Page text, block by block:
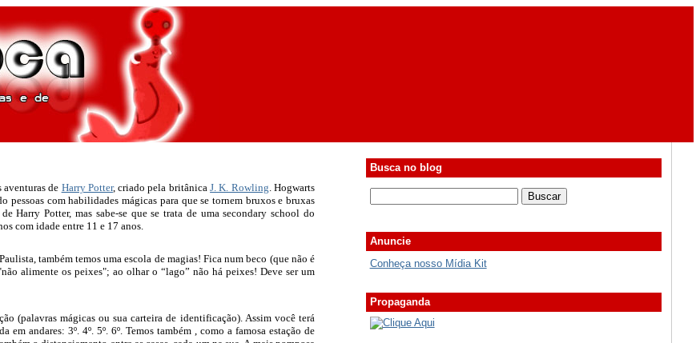
de Harry Potter, criado pela britânicaJ. K. Rowling . Hogwarts
pessoas com habilidades mágicas para que se tornem bruxos e bruxas
Harry Potter, mas sabe-se que se trata de uma secondary school do
com idade entre 11 e 17 anos.
também temos uma escola de magias! Fica num beco (que não é
alimente os peixes"; ao olhar o “lago” não há peixes! Deve ser um
(palavras mágicas ou sua carteira de identificação). Assim você terá
andares: 3º. 4º. 5º. 6º. Temos também , como a famosa estação de
Busca no blog
Anuncie
Conheça nosso Mídia Kit
Propaganda